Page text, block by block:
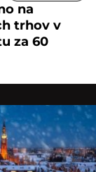
na
trhov v
za 60